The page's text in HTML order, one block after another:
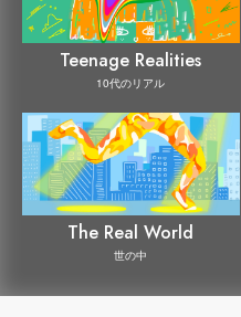
Teenage Realities
10代のリアル
The Real World
世の中